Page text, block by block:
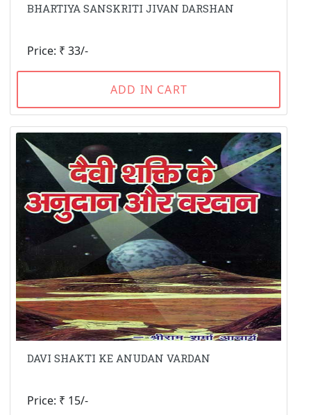
BHARTIYA SANSKRITI JIVAN DARSHAN
Price: ₹ 33/-
ADD IN CART
DAVI SHAKTI KE ANUDAN VARDAN
Price: ₹ 15/-